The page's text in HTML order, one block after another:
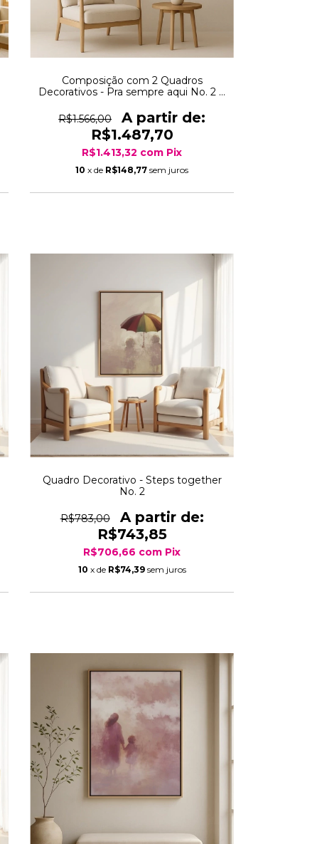
Composição com 2 Quadros
Decorativos - Pra sempre aqui No. 2 +
R$1.566,00
R$1.487,70
R$1.413,32 com Pix
10 x de R$148,77 sem juros
Quadro Decorativo - Steps together
No. 2
R$783,00
R$743,85
R$706,66 com Pix
10 x de R$74,39 sem juros